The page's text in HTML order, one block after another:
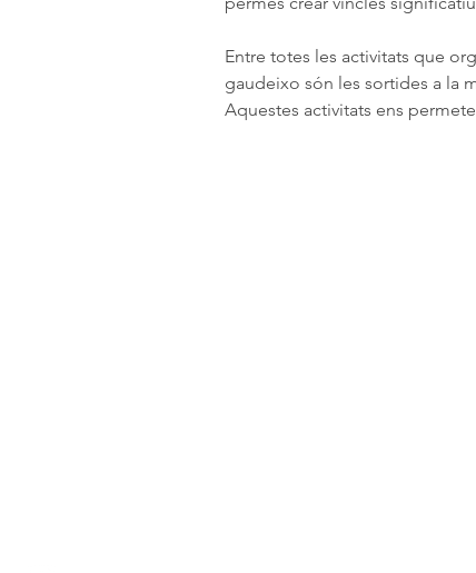
Entre totes les activitats que
gaudeixo són les sortides a la
Aquestes activitats ens